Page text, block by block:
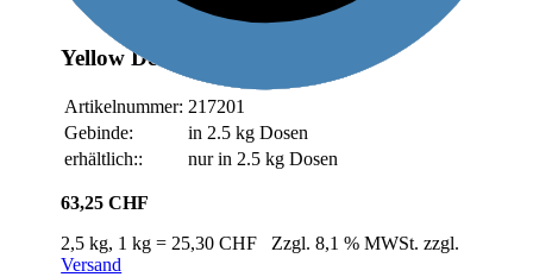
Yellow Delta Speed
Artikelnummer: 217201
Gebinde:
in 2.5 kg Dosen
erhältlich::
nur in 2.5 kg Dosen
63,25 CHF
2,5 kg, 1 kg = 25,30 CHF
Zzgl. 8,1 % MWSt. zzgl.
Versand